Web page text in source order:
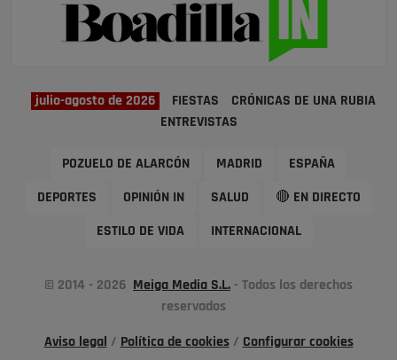
julio-agosto de 2026 FIESTAS
CRÓNICAS DE UNA RUBIA
ENTREVISTAS
POZUELO DE ALARCÓN MADRID ESPAÑA
DEPORTES OPINIÓN IN SALUD 🔴 EN DIRECTO
ESTILO DE VIDA INTERNACIONAL
© 2014 - 2026 Meiga Media S.L. - Todos los derechos
reservados
Aviso legal / Política de cookies/ Configurar cookies